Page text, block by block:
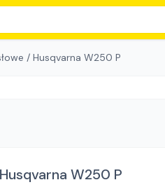
/ Husqvarna W250 P
W250 P